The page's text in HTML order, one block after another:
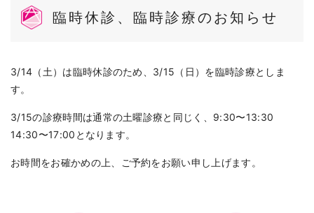
臨時休診、臨時診療のお知らせ
3/14（土）は臨時休診のため、3/15（日）を臨時診療としま
す。
3/15の診療時間は通常の土曜診療と同じく、9:30〜13:30
14:30〜17:00となります。
お時間をお確かめの上、ご予約をお願い申し上げます。